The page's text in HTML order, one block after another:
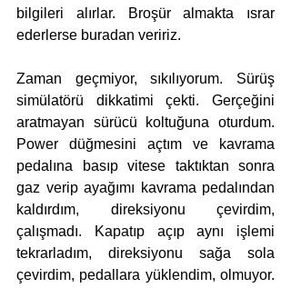
bilgileri alırlar. Broşür almakta ısrar
ederlerse buradan veririz.
Zaman geçmiyor, sıkılıyorum. Sürüş
simülatörü dikkatimi çekti. Gerçeğini
aratmayan sürücü koltuğuna oturdum.
Power düğmesini açtım ve kavrama
pedalına basıp vitese taktıktan sonra
gaz verip ayağımı kavrama pedalından
kaldırdım, direksiyonu çevirdim,
çalışmadı. Kapatıp açıp aynı işlemi
tekrarladım, direksiyonu sağa sola
çevirdim, pedallara yüklendim, olmuyor.